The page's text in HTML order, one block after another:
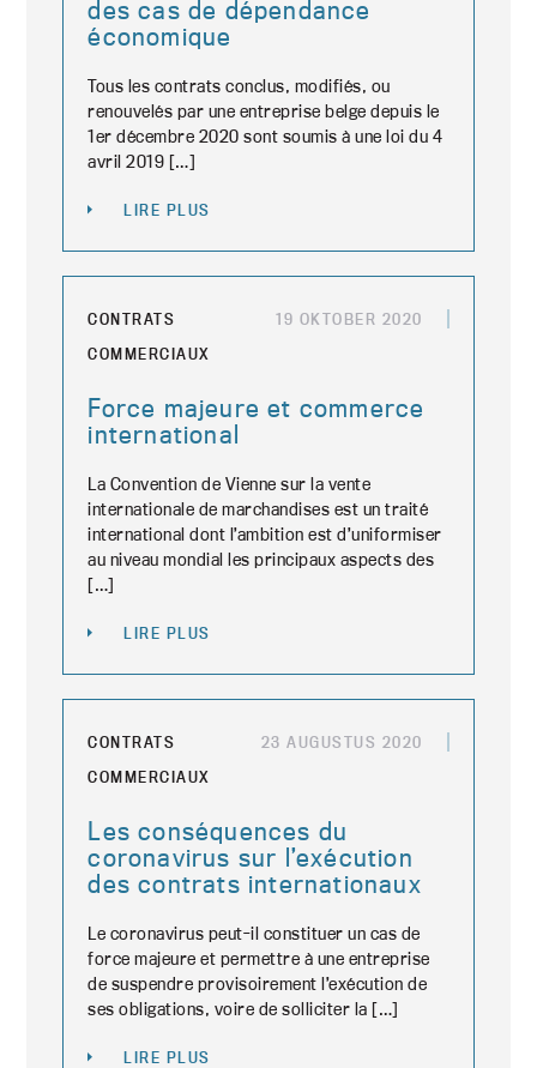
des cas de dépendance
économique
Tous les contrats conclus, modifiés, ou
renouvelés par une entreprise belge depuis le
1er décembre 2020 sont soumis à une loi du 4
avril 2019 […]
LIRE PLUS
CONTRATS
COMMERCIAUX
19 OKTOBER 2020
Force majeure et commerce
international
La Convention de Vienne sur la vente
internationale de marchandises est un traité
international dont l’ambition est d’uniformiser
au niveau mondial les principaux aspects des
[…]
LIRE PLUS
CONTRATS
COMMERCIAUX
23 AUGUSTUS 2020
Les conséquences du
coronavirus sur l’exécution
des contrats internationaux
Le coronavirus peut-il constituer un cas de
force majeure et permettre à une entreprise
de suspendre provisoirement l’exécution de
ses obligations, voire de solliciter la […]
LIRE PLUS